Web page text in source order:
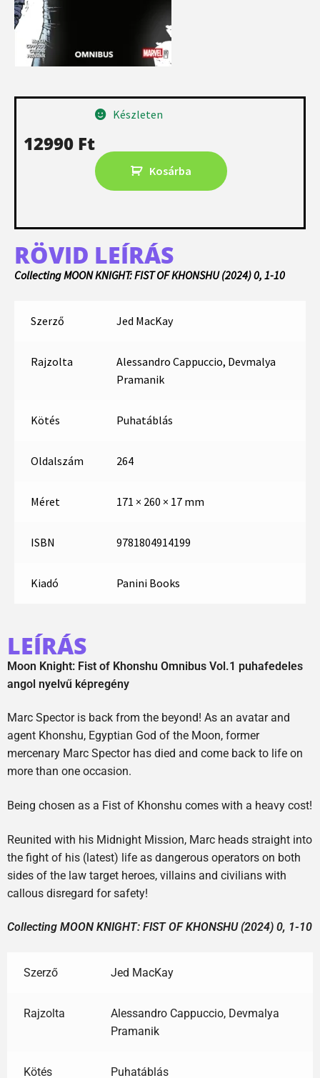
12990 Ft
Készleten
Kosárba
RÖVID LEÍRÁS
Collecting MOON KNIGHT: FIST OF KHONSHU (2024) 0, 1-10
Szerző Jed MacKay
Rajzolta
Alessandro Cappuccio, Devmalya
Pramanik
Kötés Puhatáblás
Oldalszám 264
Méret 171 × 260 × 17 mm
ISBN 9781804914199
Kiadó Panini Books
LEÍRÁS
Moon Knight: Fist of Khonshu Omnibus Vol.1 puhafedeles
angol nyelvű képregény
Marc Spector is back from the beyond! As an avatar and
agent Khonshu, Egyptian God of the Moon, former
mercenary Marc Spector has died and come back to life on
more than one occasion.
Being chosen as a Fist of Khonshu comes with a heavy cost!
Reunited with his Midnight Mission, Marc heads straight into
the fight of his (latest) life as dangerous operators on both
sides of the law target heroes, villains and civilians with
callous disregard for safety!
Collecting MOON KNIGHT: FIST OF KHONSHU (2024) 0, 1-10
Szerző Jed MacKay
Rajzolta
Alessandro Cappuccio, Devmalya
Pramanik
Kötés Puhatáblás